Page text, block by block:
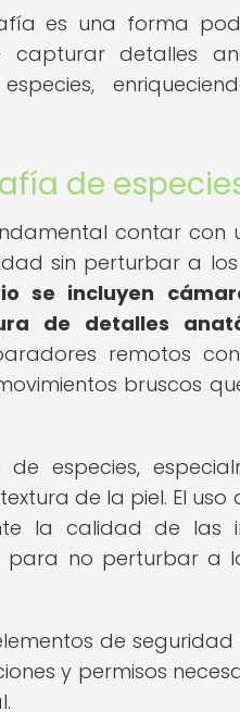
es una forma
detalles
de
contar con
sin perturbar a
se incluyen
de detalles
remotos
bruscos
especies,
de la piel. El uso
la calidad de las
para no perturbar a
de seguridad
y permisos